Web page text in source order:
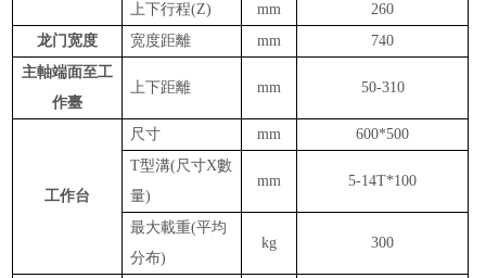
上下行程(Z) mm
260
龙门宽度
宽度距離 mm
740
主軸端面至工
作臺
上下距離 mm 50-310
工作台
尺寸 mm
600*500
T型溝(尺寸X數
量)
mm 5-14T*100
最大載重(平均
分布)
kg 300